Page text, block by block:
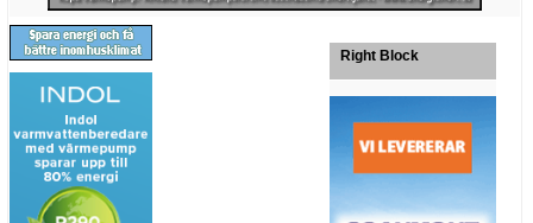
Right Block